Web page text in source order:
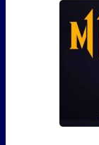
Сейчас
задерж�